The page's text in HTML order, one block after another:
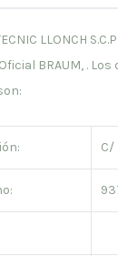
LLONCH
BRAUM, . Los
C/